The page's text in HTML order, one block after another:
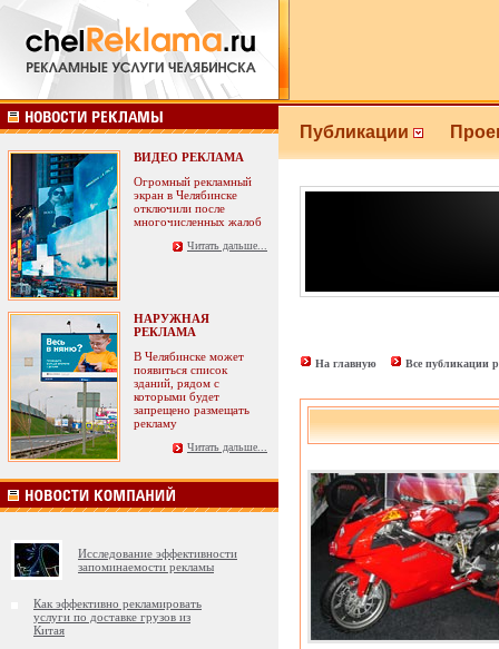
ВИДЕО РЕКЛАМА
Огромный рекламный
экран в Челябинске
отключили после
многочисленных жалоб
Читать дальше...
НАРУЖНАЯ
РЕКЛАМА
В Челябинске может
появиться список
зданий, рядом с
которыми будет
запрещено размещать
рекламу
Читать дальше...
Исследование эффективности
запоминаемости рекламы
Как эффективно рекламировать
услуги по доставке грузов из
Китая
Публикации
На главную Все публикации